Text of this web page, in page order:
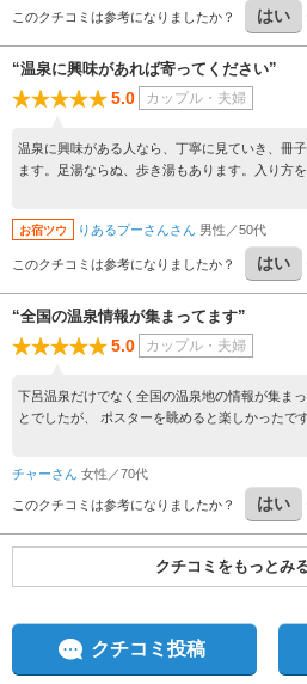
すから、一緒に入るのは、５人くらいのグルー
このクチコミは参考になりましたか？ はい
“温泉に興味があれば寄ってください”
5.0 カップル・夫婦
温泉に興味がある人なら、丁寧に見ていき、冊
ます。足湯ならぬ、歩き湯もあります。入り方
お宿ツウ りあるプーさんさん 男性／50代
このクチコミは参考になりましたか？ はい
“全国の温泉情報が集まってます”
5.0 カップル・夫婦
下呂温泉だけでなく全国の温泉地の情報が集ま
とでしたが、 ポスターを眺めると楽しかったで
チャーさん 女性／70代
このクチコミは参考になりましたか？ はい
クチコミをもっとみ
クチコミ投稿